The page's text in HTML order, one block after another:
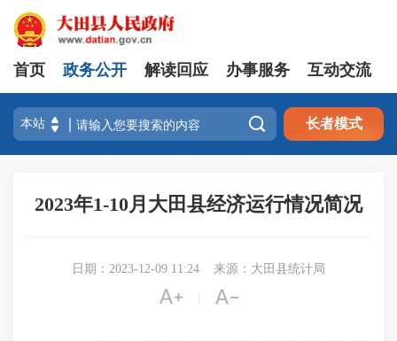
首页 政务公开 解读回应 办事服务 互动交流
 长者模式
2023年1-10月大田县经济运行情况简况
日期：2023-12-09 11:24 来源：大田县统计局
 